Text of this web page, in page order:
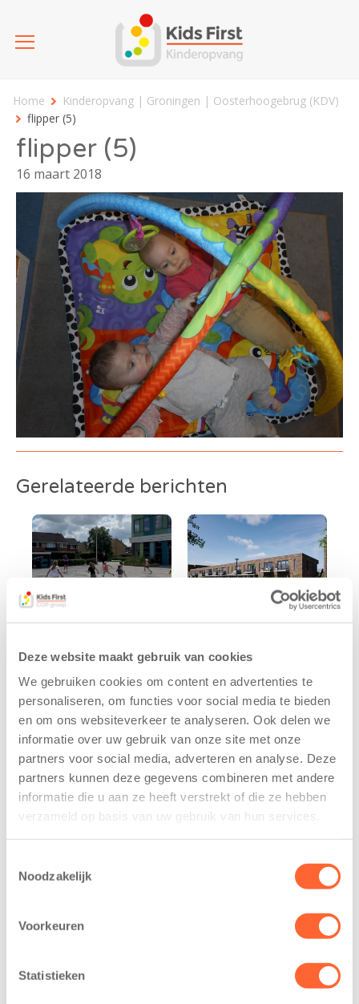
Deze website maakt gebruik van cookies
We gebruiken cookies om content en advertenties te
personaliseren, om functies voor social media te bieden
en om ons websiteverkeer te analyseren. Ook delen we
informatie over uw gebruik van onze site met onze
partners voor social media, adverteren en analyse. Deze
partners kunnen deze gegevens combineren met andere
informatie die u aan ze heeft verstrekt of die ze hebben
verzameld op basis van uw gebruik van hun services.
Noodzakelijk
Voorkeuren
Statistieken
Home
Kinderopvang | Groningen | Oosterhoogebrug (KDV)
flipper (5)
flipper (5)
16 maart 2018
Gerelateerde berichten
Kinderen BSO
De
Westerburcht
trainen alvast
voor Kids First
Mini 4 Mijl
7 augustus 2026
Eelde, 6 augustus
2026 – Kinderen
Westerburcht in
kregen een…
Kids First
tekent
koopcontract
voor nieuw
kindcentrum in
wijk Wiarda in
Leeuwarden
11 juni 2026
Leeuwarden –
belangrijke stap